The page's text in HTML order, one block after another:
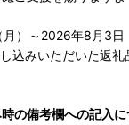
）～2026年8月3日
込みいただいた返
の備考欄への記入